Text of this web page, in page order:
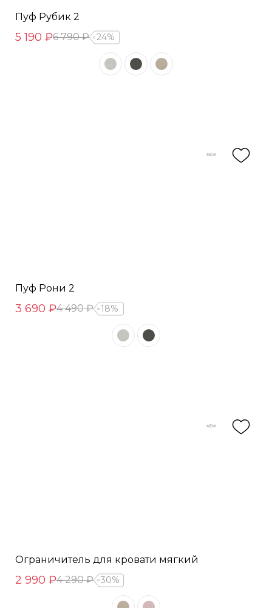
Пуф Рубик 2
5 190 ₽6 790 ₽ 24%
Пуф Рони 2
3 690 ₽4 490 ₽ 18%
Ограничитель для кровати мягкий
2 990 ₽4 290 ₽ 30%